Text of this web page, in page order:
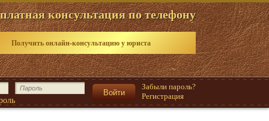
консультация по телефону
Получить онлайн-консультацию у юриста
Забыли пароль?
Регистрация